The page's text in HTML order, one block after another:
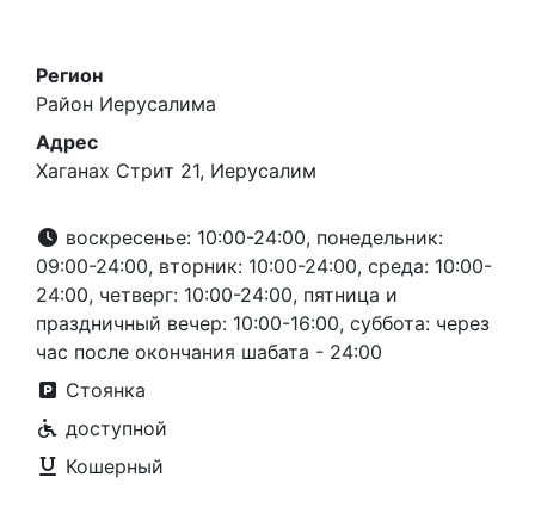
Регион
Район Иерусалима
Адрес
Хаганах Стрит 21, Иерусалим
воскресенье: 10:00-24:00, понедельник:
09:00-24:00, вторник: 10:00-24:00, среда: 10:00-
24:00, четверг: 10:00-24:00, пятница и
праздничный вечер: 10:00-16:00, суббота: через
час после окончания шабата - 24:00
Стоянка
доступной
Кошерный